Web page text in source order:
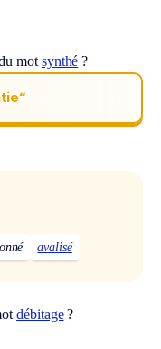
mot synthé ?
avalisé
débitage?